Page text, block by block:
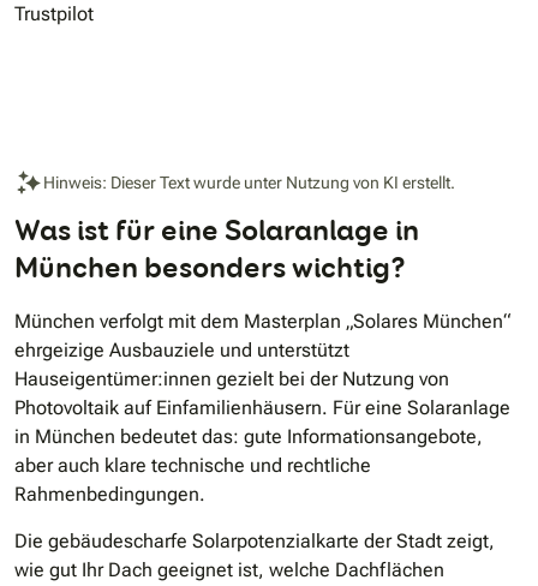
Trustpilot
Hinweis: Dieser Text wurde unter Nutzung von KI erstellt.
Was ist für eine Solaranlage in
München besonders wichtig?
München verfolgt mit dem Masterplan „Solares München“
ehrgeizige Ausbauziele und unterstützt
Hauseigentümer:innen gezielt bei der Nutzung von
Photovoltaik auf Einfamilienhäusern. Für eine Solaranlage
in München bedeutet das: gute Informationsangebote,
aber auch klare technische und rechtliche
Rahmenbedingungen.
Die gebäudescharfe Solarpotenzialkarte der Stadt zeigt,
wie gut Ihr Dach geeignet ist, welche Dachflächen